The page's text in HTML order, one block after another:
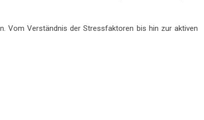
Vom Verständnis der Stressfaktoren bis hin zur aktiven